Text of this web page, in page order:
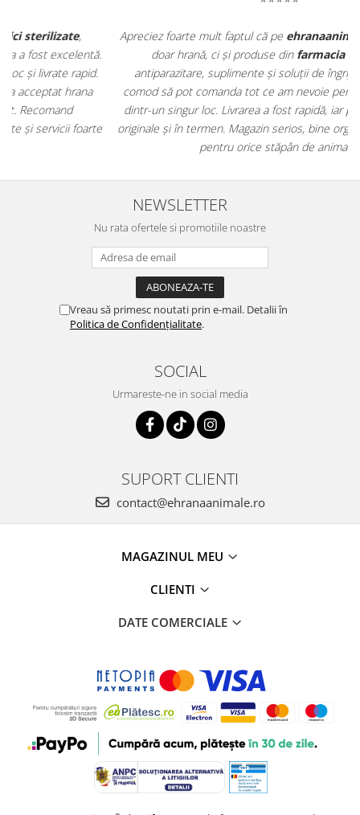
Apreciez foarte mult faptul că peehranaanimale.ro găsesc nu
doar hrană, ci și produse dinfarmacia veterinară:
antiparazitare, suplimente și soluții de îngrijire. Este foarte
comod să pot comanda tot ce am nevoie pentru animalul meu
dintr-un singur loc. Livrarea a fost rapidă, iar produsele au fost
originale și în termen. Magazin serios, bine organizat și foarte util
pentru orice stăpân de animale.
NEWSLETTER
Nu rata ofertele si promotiile noastre
Vreau să primesc noutati prin e-mail. Detalii în
Politica de Confidențialitate.
SOCIAL
Urmareste-ne in social media
SUPORT CLIENTI
contact@ehranaanimale.ro
MAGAZINUL MEU
CLIENTI
DATE COMERCIALE